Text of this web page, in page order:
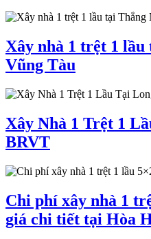
Xây nhà 1 trệt 1 lầu
Vũng Tàu
Xây Nhà 1 Trệt 1
BRVT
Chi phí xây nhà 1
giá chi tiết tại Hòa